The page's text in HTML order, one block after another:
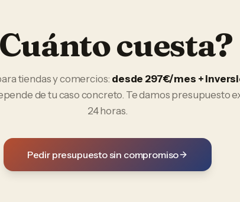
cuesta?
tiendas y comercios: desde 297€/mes +
de tu caso concreto. Te damos presupuesto
24 horas.
Pedir presupuesto sin compromiso